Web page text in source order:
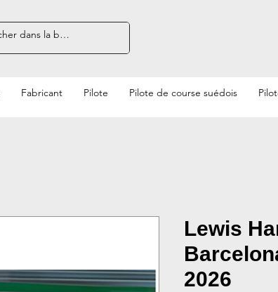
Fabricant Pilote Pilote de course suédois
Lewis
2026